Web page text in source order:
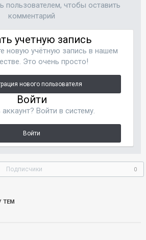
чтобы оставить
комментарий
учетную запись
новую учётную запись в нашем
Это очень просто!
нового пользователя
Войти
Войти в систему.
Войти
Подписчики 0
ТЕМ